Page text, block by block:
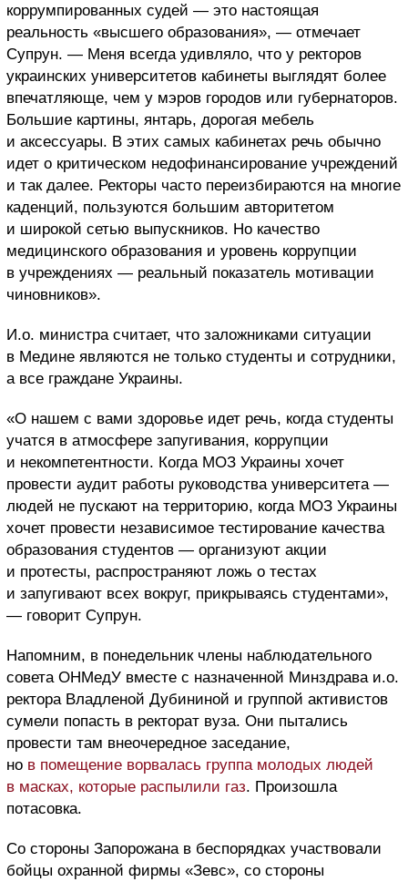
коррумпированных судей — это настоящая
реальность «высшего образования», — отмечает
Супрун. — Меня всегда удивляло, что у ректоров
украинских университетов кабинеты выглядят более
впечатляюще, чем у мэров городов или губернаторов.
Большие картины, янтарь, дорогая мебель
и аксессуары. В этих самых кабинетах речь обычно
идет о критическом недофинансирование учреждений
и так далее. Ректоры часто переизбираются на многие
каденций, пользуются большим авторитетом
и широкой сетью выпускников. Но качество
медицинского образования и уровень коррупции
в учреждениях — реальный показатель мотивации
чиновников».
И.о. министра считает, что заложниками ситуации
в Медине являются не только студенты и сотрудники,
а все граждане Украины.
«О нашем с вами здоровье идет речь, когда студенты
учатся в атмосфере запугивания, коррупции
и некомпетентности. Когда МОЗ Украины хочет
провести аудит работы руководства университета —
людей не пускают на территорию, когда МОЗ Украины
хочет провести независимое тестирование качества
образования студентов — организуют акции
и протесты, распространяют ложь о тестах
и запугивают всех вокруг, прикрываясь студентами»,
— говорит Супрун.
Напомним, в понедельник члены наблюдательного
совета ОНМедУ вместе с назначенной Минздрава и.о.
ректора Владленой Дубининой и группой активистов
сумели попасть в ректорат вуза. Они пытались
провести там внеочередное заседание,
но в помещение ворвалась группа молодых людей
в масках, которые распылили газ. Произошла
потасовка.
Со стороны Запорожана в беспорядках участвовали
бойцы охранной фирмы «Зевс», со стороны